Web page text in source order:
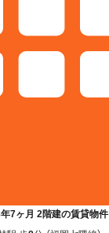
7ヶ月 2階建の賃貸物件